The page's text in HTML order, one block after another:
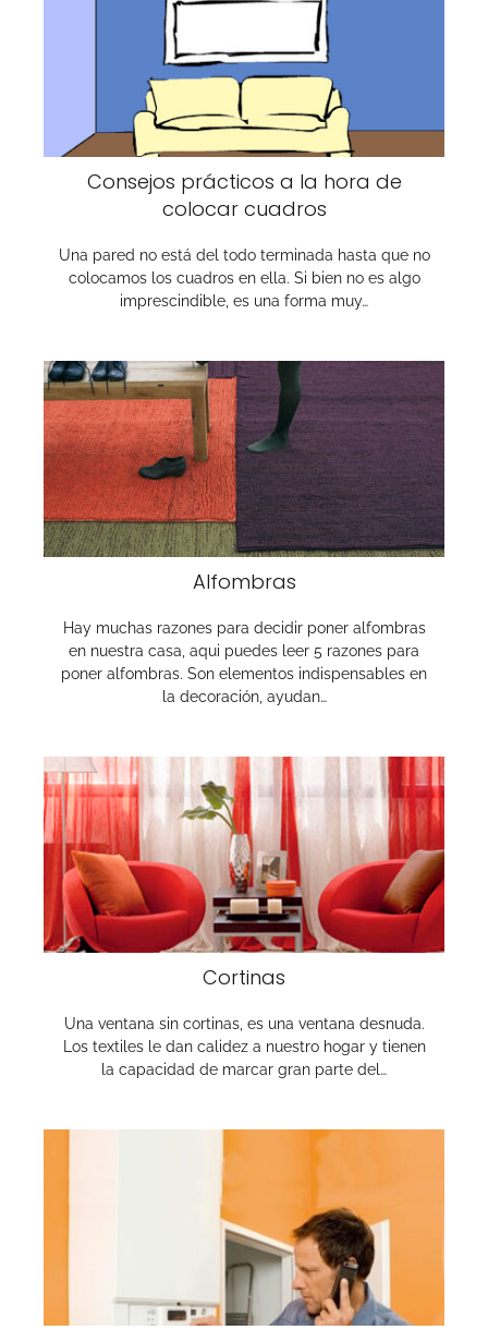
Consejos prácticos a la hora de
colocar cuadros
Una pared no está del todo terminada hasta que no
colocamos los cuadros en ella. Si bien no es algo
imprescindible, es una forma muy…
Alfombras
Hay muchas razones para decidir poner alfombras
en nuestra casa, aqui puedes leer 5 razones para
poner alfombras. Son elementos indispensables en
la decoración, ayudan…
Cortinas
Una ventana sin cortinas, es una ventana desnuda.
Los textiles le dan calidez a nuestro hogar y tienen
la capacidad de marcar gran parte del…